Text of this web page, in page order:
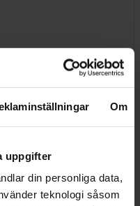
Om
uppgifter
din personliga data,
teknologi såsom